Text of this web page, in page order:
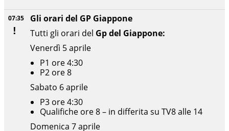
07:35
Gli orari del GP Giappone
Tutti gli orari del Gp del Giappone:
Venerdì 5 aprile
P1 ore 4:30
P2 ore 8
Sabato 6 aprile
P3 ore 4:30
Qualifiche ore 8 – in differita su TV8 alle 14
Domenica 7 aprile